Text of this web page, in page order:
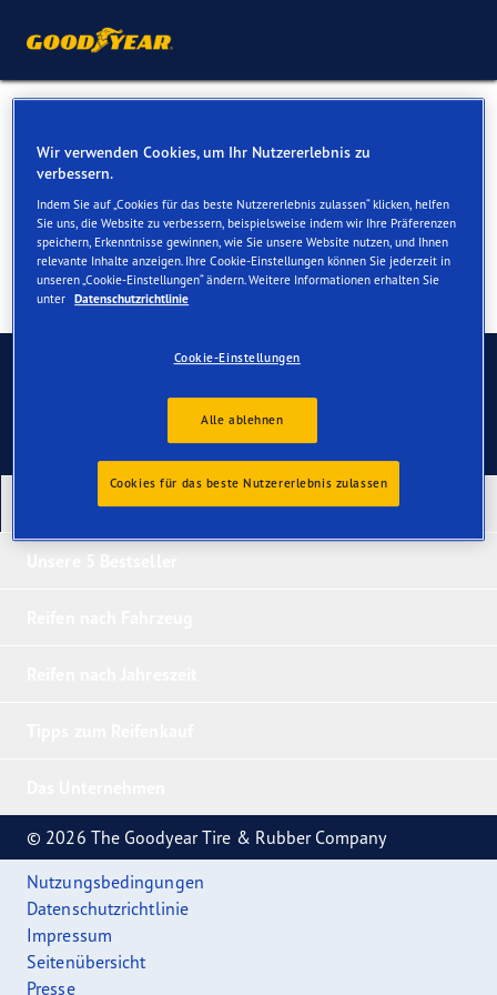
Kuga
Kontaktieren Sie uns
Unsere neuesten Produkte
© 2026 The Goodyear Tire & Rubber Company
Nutzungsbedingungen
Datenschutzrichtlinie
Impressum
Seitenübersicht
Presse
Wir verwenden Cookies, um Ihr Nutzererlebnis zu
verbessern.
Indem Sie auf „Cookies für das beste Nutzererlebnis zulassen“ klicken, helfen
Sie uns, die Website zu verbessern, beispielsweise indem wir Ihre Präferenzen
speichern, Erkenntnisse gewinnen, wie Sie unsere Website nutzen, und Ihnen
relevante Inhalte anzeigen. Ihre Cookie-Einstellungen können Sie jederzeit in
unseren „Cookie-Einstellungen“ ändern. Weitere Informationen erhalten Sie
unter Datenschutzrichtlinie
Cookie-Einstellungen
Alle ablehnen
Cookies für das beste Nutzererlebnis zulassen